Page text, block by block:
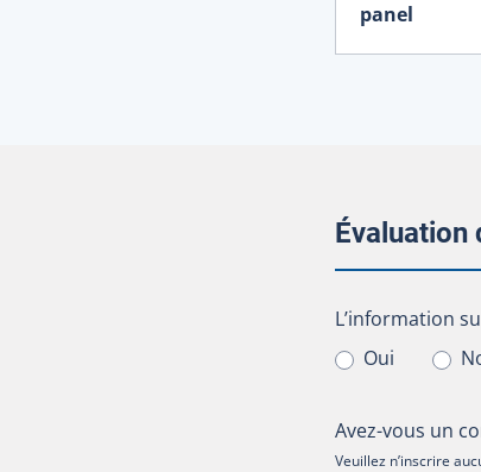
panel
Évaluation
L’information
L’information
Oui
Avez-vous un
Veuillez n’inscrire